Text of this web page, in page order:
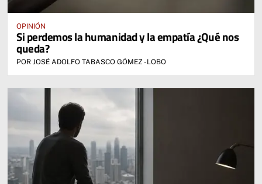
OPINIÓN
Si perdemos la humanidad y la empatía ¿Qué nos
queda?
POR JOSÉ ADOLFO TABASCO GÓMEZ -LOBO